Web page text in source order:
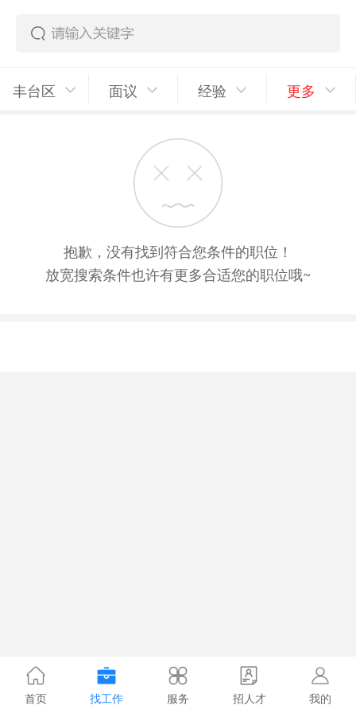
丰台区 面议 经验 更多
抱歉，没有找到符合您条件的职位！
放宽搜索条件也许有更多合适您的职位哦~
首页 找工作 服务 招人才 我的